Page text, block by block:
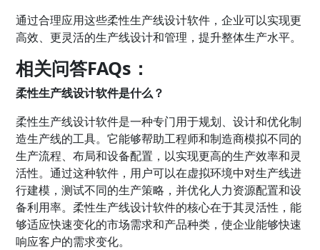
通过合理应用这些柔性生产线设计软件，企业可以实现更
高效、更灵活的生产线设计和管理，提升整体生产水平。
相关问答FAQs：
柔性生产线设计软件是什么？
柔性生产线设计软件是一种专门用于规划、设计和优化制
造生产线的工具。它能够帮助工程师和制造商模拟不同的
生产流程、布局和设备配置，以实现更高的生产效率和灵
活性。通过这种软件，用户可以在虚拟环境中对生产线进
行建模，测试不同的生产策略，并优化人力资源配置和设
备利用率。柔性生产线设计软件的核心在于其灵活性，能
够适应快速变化的市场需求和产品种类，使企业能够快速
响应客户的需求变化。